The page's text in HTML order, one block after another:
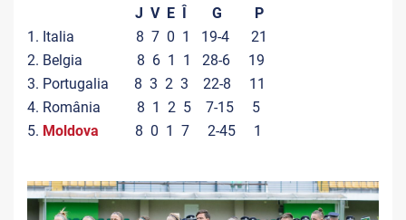
J V E Î G P
1. Italia 8 7 0 1 19-4 21
2. Belgia 8 6 1 1 28-6 19
3. Portugalia 8 3 2 3 22-8 11
4. România 8 1 2 5 7-15 5
5. Moldova 8 0 1 7 2-45 1